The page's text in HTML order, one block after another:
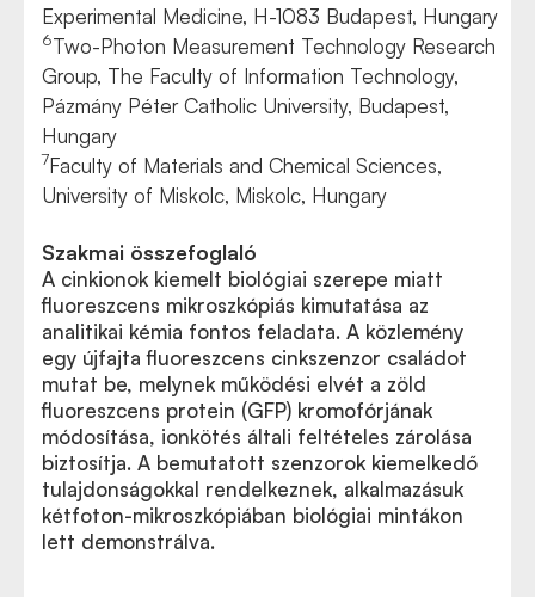
Experimental Medicine, H-1083 Budapest, Hungary
6Two-Photon Measurement Technology Research
Group, The Faculty of Information Technology,
Pázmány Péter Catholic University, Budapest,
Hungary
7Faculty of Materials and Chemical Sciences,
University of Miskolc, Miskolc, Hungary
Szakmai összefoglaló
A cinkionok kiemelt biológiai szerepe miatt
fluoreszcens mikroszkópiás kimutatása az
analitikai kémia fontos feladata. A közlemény
egy újfajta fluoreszcens cinkszenzor családot
mutat be, melynek működési elvét a zöld
fluoreszcens protein (GFP) kromofórjának
módosítása, ionkötés általi feltételes zárolása
biztosítja. A bemutatott szenzorok kiemelkedő
tulajdonságokkal rendelkeznek, alkalmazásuk
kétfoton-mikroszkópiában biológiai mintákon
lett demonstrálva.